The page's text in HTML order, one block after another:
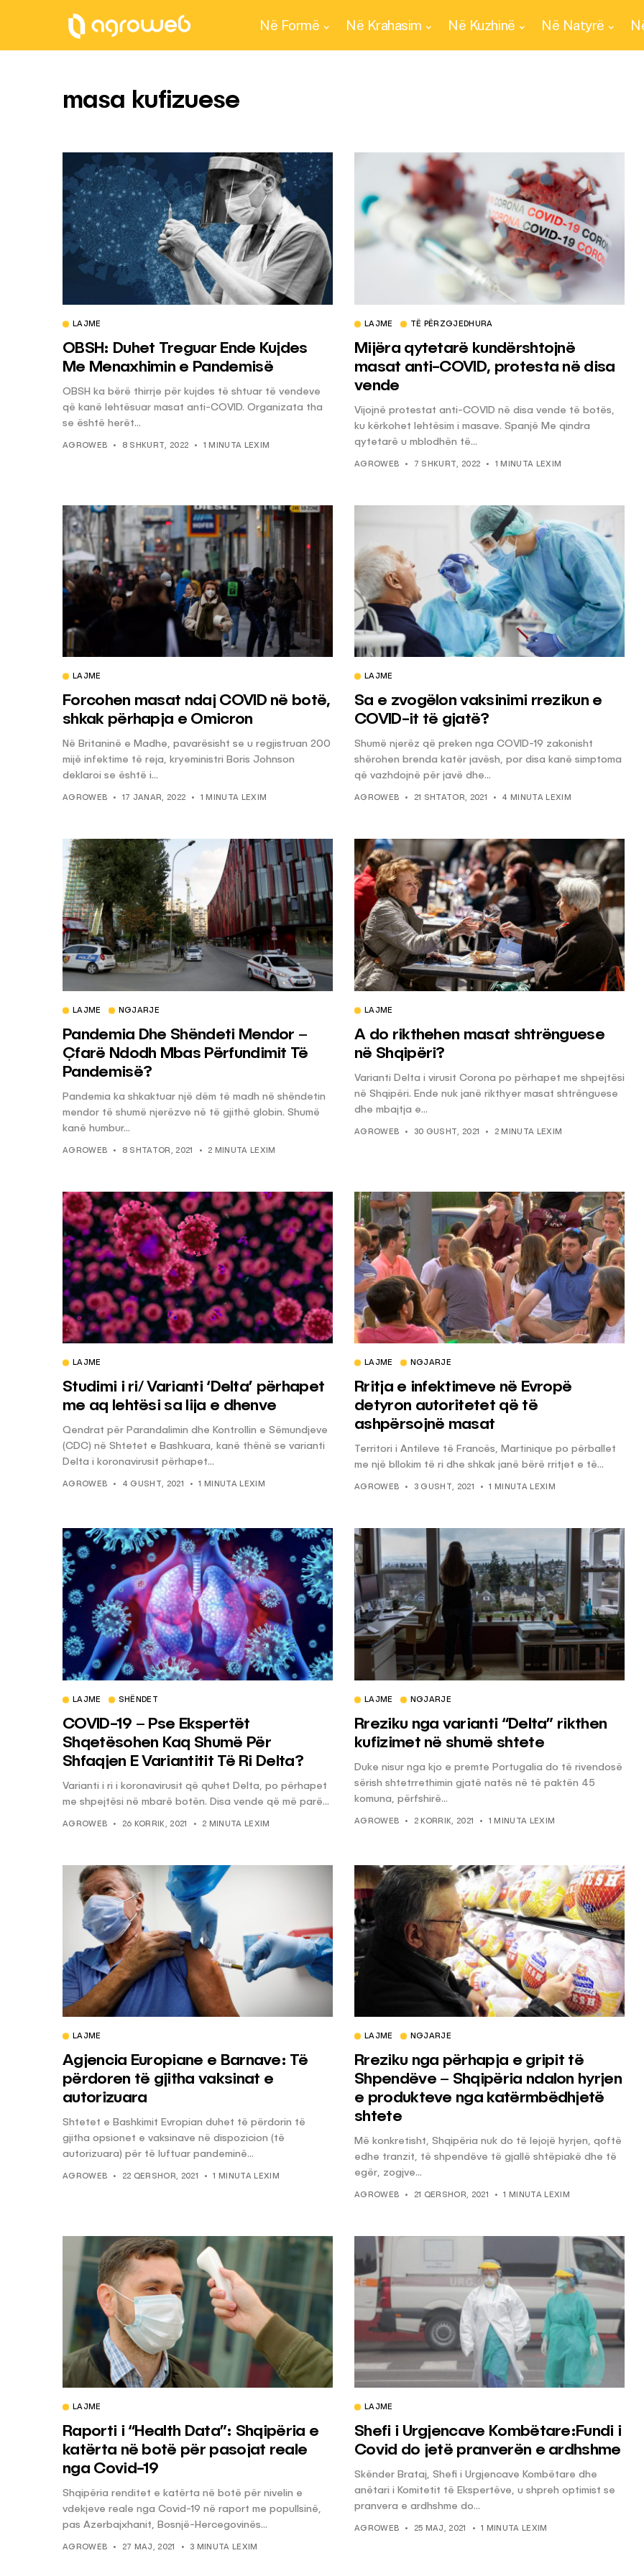
Në Formë Në Krahasim Në Kuzhinë Në Natyrë
masa kufizuese
LAJME
OBSH: Duhet Treguar Ende Kujdes
Me Menaxhimin e Pandemisë
OBSH ka bërë thirrje për kujdes të shtuar të vendeve
që kanë lehtësuar masat anti-COVID. Organizata tha
se është herët...
AGROWEB 8 SHKURT, 2022 1 MINUTA LEXIM
LAJME TË PËRZGJEDHURA
Mijëra qytetarë kundërshtojnë
masat anti-COVID, protesta në disa
vende
Vijojnë protestat anti-COVID në disa vende të botës,
ku kërkohet lehtësim i masave. Spanjë Me qindra
qytetarë u mblodhën të...
AGROWEB 7 SHKURT, 2022 1 MINUTA LEXIM
LAJME
Forcohen masat ndaj COVID në botë,
shkak përhapja e Omicron
Në Britaninë e Madhe, pavarësisht se u regjistruan 200
mijë infektime të reja, kryeministri Boris Johnson
deklaroi se është i...
AGROWEB 17 JANAR, 2022 1 MINUTA LEXIM
LAJME
Sa e zvogëlon vaksinimi rrezikun e
COVID-it të gjatë?
Shumë njerëz që preken nga COVID-19 zakonisht
shërohen brenda katër javësh, por disa kanë simptoma
që vazhdojnë për javë dhe...
AGROWEB 21 SHTATOR, 2021 4 MINUTA LEXIM
LAJME NGJARJE
Pandemia Dhe Shëndeti Mendor –
Çfarë Ndodh Mbas Përfundimit Të
Pandemisë?
Pandemia ka shkaktuar një dëm të madh në shëndetin
mendor të shumë njerëzve në të gjithë globin. Shumë
kanë humbur...
AGROWEB 8 SHTATOR, 2021 2 MINUTA LEXIM
LAJME
A do rikthehen masat shtrënguese
në Shqipëri?
Varianti Delta i virusit Corona po përhapet me shpejtësi
në Shqipëri. Ende nuk janë rikthyer masat shtrënguese
dhe mbajtja e...
AGROWEB 30 GUSHT, 2021 2 MINUTA LEXIM
LAJME
Studimi i ri/ Varianti ‘Delta’ përhapet
me aq lehtësi sa lija e dhenve
Qendrat për Parandalimin dhe Kontrollin e Sëmundjeve
(CDC) në Shtetet e Bashkuara, kanë thënë se varianti
Delta i koronavirusit përhapet...
AGROWEB 4 GUSHT, 2021 1 MINUTA LEXIM
LAJME NGJARJE
Rritja e infektimeve në Evropë
detyron autoritetet që të
ashpërsojnë masat
Territori i Antileve të Francës, Martinique po përballet
me një bllokim të ri dhe shkak janë bërë rritjet e të...
AGROWEB 3 GUSHT, 2021 1 MINUTA LEXIM
LAJME SHËNDET
COVID-19 – Pse Ekspertët
Shqetësohen Kaq Shumë Për
Shfaqjen E Variantitit Të Ri Delta?
Varianti i ri i koronavirusit që quhet Delta, po përhapet
me shpejtësi në mbarë botën. Disa vende që më parë...
AGROWEB 26 KORRIK, 2021 2 MINUTA LEXIM
LAJME NGJARJE
Rreziku nga varianti “Delta” rikthen
kufizimet në shumë shtete
Duke nisur nga kjo e premte Portugalia do të rivendosë
sërish shtetrrethimin gjatë natës në të paktën 45
komuna, përfshirë...
AGROWEB 2 KORRIK, 2021 1 MINUTA LEXIM
LAJME
Agjencia Europiane e Barnave: Të
përdoren të gjitha vaksinat e
autorizuara
Shtetet e Bashkimit Evropian duhet të përdorin të
gjitha opsionet e vaksinave në dispozicion (të
autorizuara) për të luftuar pandeminë...
AGROWEB 22 QERSHOR, 2021 1 MINUTA LEXIM
LAJME NGJARJE
Rreziku nga përhapja e gripit të
Shpendëve – Shqipëria ndalon hyrjen
e produkteve nga katërmbëdhjetë
shtete
Më konkretisht, Shqipëria nuk do të lejojë hyrjen, qoftë
edhe tranzit, të shpendëve të gjallë shtëpiakë dhe të
egër, zogjve...
AGROWEB 21 QERSHOR, 2021 1 MINUTA LEXIM
LAJME
Raporti i “Health Data”: Shqipëria e
katërta në botë për pasojat reale
nga Covid-19
Shqipëria renditet e katërta në botë për nivelin e
vdekjeve reale nga Covid-19 në raport me popullsinë,
pas Azerbajxhanit, Bosnjë-Hercegovinës...
AGROWEB 27 MAJ, 2021 3 MINUTA LEXIM
LAJME
Shefi i Urgjencave Kombëtare:Fundi i
Covid do jetë pranverën e ardhshme
Skënder Brataj, Shefi i Urgjencave Kombëtare dhe
anëtari i Komitetit të Ekspertëve, u shpreh optimist se
pranvera e ardhshme do...
AGROWEB 25 MAJ, 2021 1 MINUTA LEXIM
KËSHILLA & IDE
Pse Nuk Duhet të Përdorni
e Ushqimeve
KËSHILLA & IDE
Rreziqet dhe Problemet që
Vjetëruara
AGROWEB